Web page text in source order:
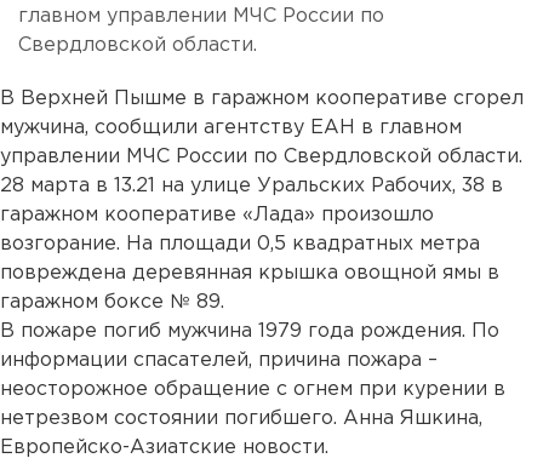
главном управлении МЧС России по
Свердловской области.
В Верхней Пышме в гаражном кооперативе сгорел
мужчина, сообщили агентству ЕАН в главном
управлении МЧС России по Свердловской области.
28 марта в 13.21 на улице Уральских Рабочих, 38 в
гаражном кооперативе «Лада» произошло
возгорание. На площади 0,5 квадратных метра
повреждена деревянная крышка овощной ямы в
гаражном боксе № 89.
В пожаре погиб мужчина 1979 года рождения. По
информации спасателей, причина пожара –
неосторожное обращение с огнем при курении в
нетрезвом состоянии погибшего. Анна Яшкина,
Европейско-Азиатские новости.